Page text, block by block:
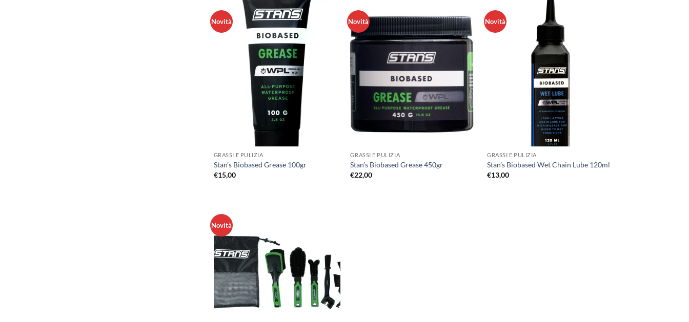
Novità
GRASSI E PULIZIA
Stan’s Biobased Grease 100gr
€15,00
Novità
GRASSI E PULIZIA
Stan’s Biobased Grease 450gr
€22,00
Novità
GRASSI E PULIZIA
Stan’s Biobased Wet Chain Lube 120ml
€13,00
Novità